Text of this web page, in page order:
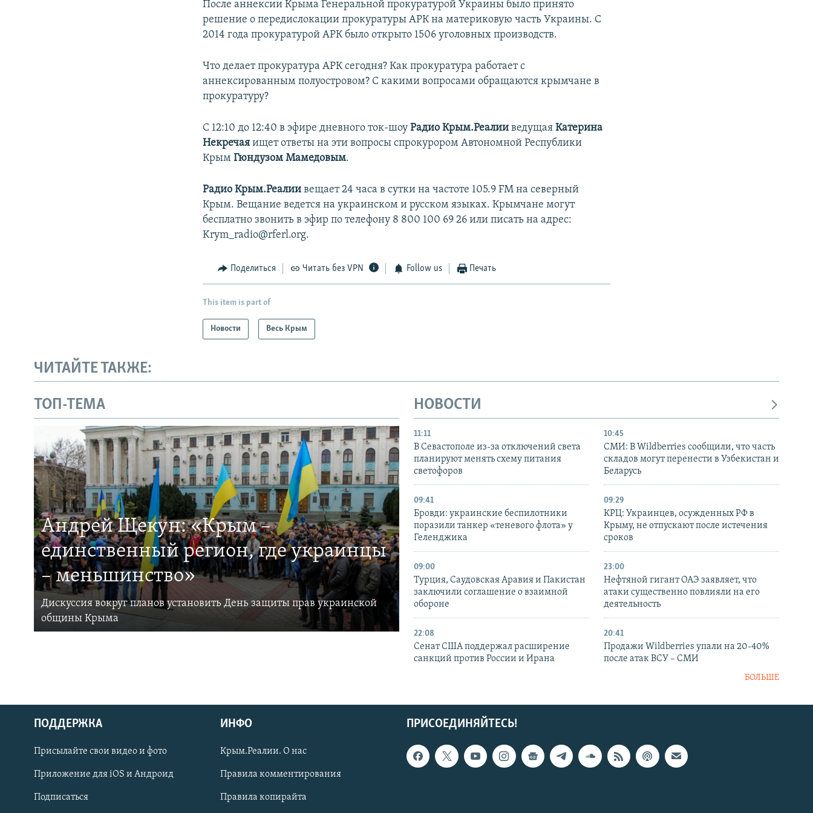
Українською
Qırımtatar
ПРИСОЕДИНЯЙТЕСЬ!
После аннексии Крыма Генеральной прокуратурой Украины было принято
решение о передислокации прокуратуры АРК на материковую часть Украины. С
2014 года прокуратурой АРК было открыто 1506 уголовных производств.
Что делает прокуратура АРК сегодня? Как прокуратура работает с
аннексированным полуостровом? С какими вопросами обращаются крымчане в
прокуратуру?
С 12:10 до 12:40 в эфире дневного ток-шоуРадио Крым.Реалии ведущаяКатерина
Некречая ищет ответы на эти вопросы спрокурором Автономной Республики
Крым Гюндузом Мамедовым.
Радио Крым.Реалии вещает 24 часа в сутки на частоте 105.9 FM на северный
Крым. Вещание ведется на украинском и русском языках. Крымчане могут
бесплатно звонить в эфир по телефону 8 800 100 69 26 или писать на адрес:
Krym_radio@rferl.org.
Поделиться Читать без VPN Follow us Печать
This item is part of
Новости Весь Крым
ЧИТАЙТЕ ТАКЖЕ:
ТОП-ТЕМА
Андрей Щекун: «Крым –
единственный регион, где украинцы
– меньшинство»
Дискуссия вокруг планов установить День защиты прав украинской
общины Крыма
НОВОСТИ
11:11
В Севастополе из-за отключений света
планируют менять схему питания
светофоров
10:45
СМИ: В Wildberries сообщили, что часть
складов могут перенести в Узбекистан и
Беларусь
09:41
Бровди: украинские беспилотники
поразили танкер «теневого флота» у
Геленджика
09:29
КРЦ: Украинцев, осужденных РФ в
Крыму, не отпускают после истечения
сроков
09:00
Турция, Саудовская Аравия и Пакистан
заключили соглашение о взаимной
обороне
23:00
Нефтяной гигант ОАЭ заявляет, что
атаки существенно повлияли на его
деятельность
22:08
Сенат США поддержал расширение
санкций против России и Ирана
20:41
Продажи Wildberries упали на 20-40%
после атак ВСУ – СМИ
БОЛЬШЕ
ПРИСОЕДИНЯЙТЕСЬ!
ПОДДЕРЖКА
Присылайте свои видео и фото
Приложение для iOS и Андроид
Подписаться
ИНФО
Крым.Реалии. О нас
Правила комментирования
Правила копирайта